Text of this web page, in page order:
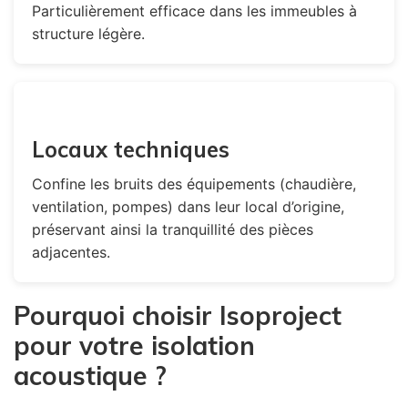
Particulièrement efficace dans les immeubles à
structure légère.
Locaux techniques
Confine les bruits des équipements (chaudière,
ventilation, pompes) dans leur local d’origine,
préservant ainsi la tranquillité des pièces
adjacentes.
Pourquoi choisir Isoproject
pour votre isolation
acoustique ?